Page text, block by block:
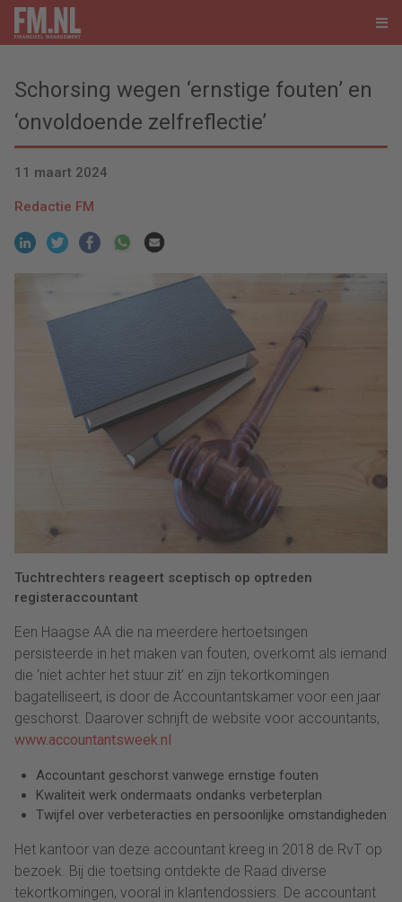
Schorsing wegen ‘ernstige fouten’ en
‘onvoldoende zelfreflectie’
11 maart 2024
Redactie FM
Tuchtrechters reageert sceptisch op optreden
registeraccountant
Een Haagse AA die na meerdere hertoetsingen
persisteerde in het maken van fouten, overkomt als iemand
die ‘niet achter het stuur zit’ en zijn tekortkomingen
bagatelliseert, is door de Accountantskamer voor een jaar
geschorst. Daarover schrijft de website voor accountants,
www.accountantsweek.nl
Accountant geschorst vanwege ernstige fouten
Kwaliteit werk ondermaats ondanks verbeterplan
Twijfel over verbeteracties en persoonlijke omstandigheden
Het kantoor van deze accountant kreeg in 2018 de RvT op
bezoek. Bij die toetsing ontdekte de Raad diverse
tekortkomingen, vooral in klantendossiers. De accountant